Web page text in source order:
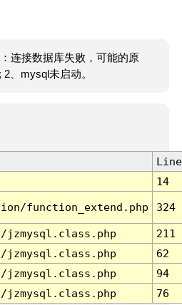
连接数据库失败，可能的原
、mysql未启动。
Line
14
function_extend.php 324
jzmysql.class.php
211
jzmysql.class.php
62
jzmysql.class.php
94
jzmysql.class.php 76